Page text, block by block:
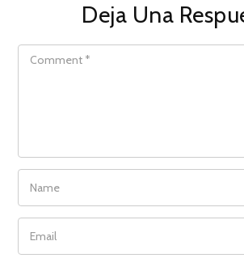
Deja Una
COMMENT
NAME
EMAIL